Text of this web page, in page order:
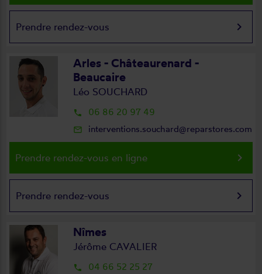
Prendre rendez-vous keyboard_arrow_right
Arles - Châteaurenard -
Beaucaire
Léo SOUCHARD
local_phone 06 86 20 97 49
mail_outline interventions.souchard@reparstores.com
Prendre rendez-vous en ligne keyboard_arrow_right
Prendre rendez-vous keyboard_arrow_right
Nîmes
Jérôme CAVALIER
local_phone 04 66 52 25 27